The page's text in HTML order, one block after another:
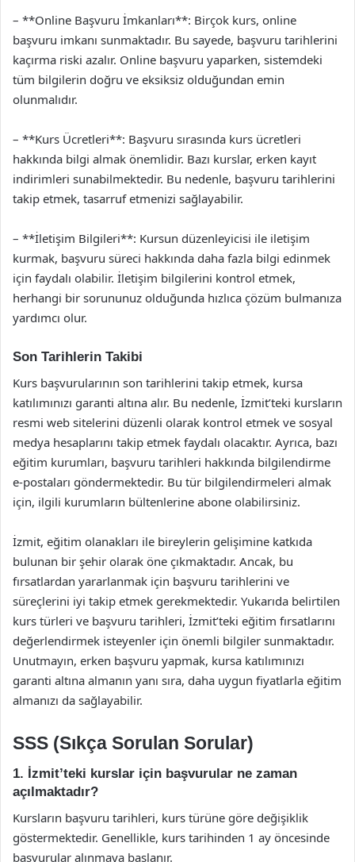
– **Online Başvuru İmkanları**: Birçok kurs, online
başvuru imkanı sunmaktadır. Bu sayede, başvuru tarihlerini
kaçırma riski azalır. Online başvuru yaparken, sistemdeki
tüm bilgilerin doğru ve eksiksiz olduğundan emin
olunmalıdır.
– **Kurs Ücretleri**: Başvuru sırasında kurs ücretleri
hakkında bilgi almak önemlidir. Bazı kurslar, erken kayıt
indirimleri sunabilmektedir. Bu nedenle, başvuru tarihlerini
takip etmek, tasarruf etmenizi sağlayabilir.
– **İletişim Bilgileri**: Kursun düzenleyicisi ile iletişim
kurmak, başvuru süreci hakkında daha fazla bilgi edinmek
için faydalı olabilir. İletişim bilgilerini kontrol etmek,
herhangi bir sorununuz olduğunda hızlıca çözüm bulmanıza
yardımcı olur.
Son Tarihlerin Takibi
Kurs başvurularının son tarihlerini takip etmek, kursa
katılımınızı garanti altına alır. Bu nedenle, İzmit’teki kursların
resmi web sitelerini düzenli olarak kontrol etmek ve sosyal
medya hesaplarını takip etmek faydalı olacaktır. Ayrıca, bazı
eğitim kurumları, başvuru tarihleri hakkında bilgilendirme
e-postaları göndermektedir. Bu tür bilgilendirmeleri almak
için, ilgili kurumların bültenlerine abone olabilirsiniz.
İzmit, eğitim olanakları ile bireylerin gelişimine katkıda
bulunan bir şehir olarak öne çıkmaktadır. Ancak, bu
fırsatlardan yararlanmak için başvuru tarihlerini ve
süreçlerini iyi takip etmek gerekmektedir. Yukarıda belirtilen
kurs türleri ve başvuru tarihleri, İzmit’teki eğitim fırsatlarını
değerlendirmek isteyenler için önemli bilgiler sunmaktadır.
Unutmayın, erken başvuru yapmak, kursa katılımınızı
garanti altına almanın yanı sıra, daha uygun fiyatlarla eğitim
almanızı da sağlayabilir.
SSS (Sıkça Sorulan Sorular)
1. İzmit’teki kurslar için başvurular ne zaman
açılmaktadır?
Kursların başvuru tarihleri, kurs türüne göre değişiklik
göstermektedir. Genellikle, kurs tarihinden 1 ay öncesinde
başvurular alınmaya başlanır.